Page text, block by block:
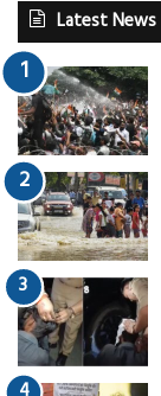
Latest News